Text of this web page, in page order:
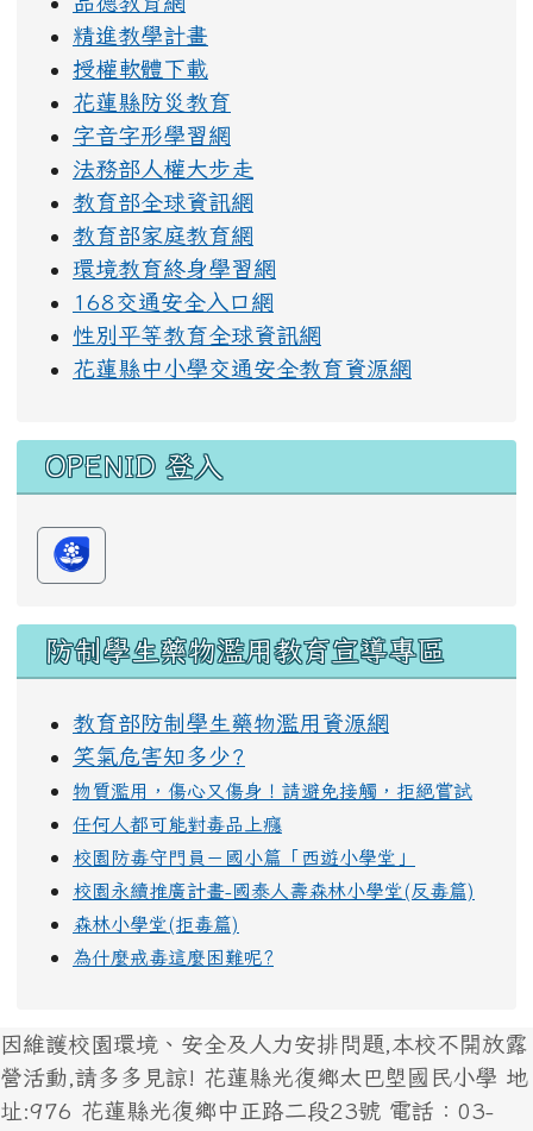
精進教學計畫
授權軟體下載
花蓮縣防災教育
字音字形學習網
法務部人權大步走
教育部全球資訊網
教育部家庭教育網
環境教育終身學習網
168交通安全入口網
性別平等教育全球資訊網
花蓮縣中小學交通安全教育資源網
OPENID 登入
防制學生藥物濫用教育宣導專區
教育部防制學生藥物濫用資源網
笑氣危害知多少?
物質濫用，傷心又傷身！請避免接觸，拒絕嘗試
任何人都可能對毒品上癮
校園防毒守門員－國小篇「西遊小學堂」
校園永續推廣計畫-國泰人壽森林小學堂(反毒篇)
森林小學堂(拒毒篇)
為什麼戒毒這麼困難呢?
因維護校園環境、安全及人力安排問題,本校不開放露
營活動,請多多見諒! 花蓮縣光復鄉太巴塱國民小學 地
址:976 花蓮縣光復鄉中正路二段23號 電話：03-